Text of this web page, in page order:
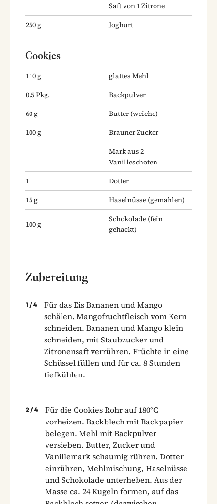
Saft von 1 Zitrone
250g Joghurt
Cookies
110g
glattes Mehl
0.5Pkg.
Backpulver
60g Butter (weiche)
100g
Brauner Zucker
Mark aus 2
Vanilleschoten
1
Dotter
15g Haselnüsse (gemahlen)
100g
Schokolade (fein
gehackt)
Zubereitung
1 /4
Für das Eis Bananen und Mango
schälen. Mangofruchtfleisch vom Kern
schneiden. Bananen und Mango klein
schneiden, mit Staubzucker und
Zitronensaft verrühren. Früchte in eine
Schüssel füllen und für ca. 8 Stunden
tiefkühlen.
2 /4
Für die Cookies Rohr auf 180°C
vorheizen. Backblech mit Backpapier
belegen. Mehl mit Backpulver
versieben. Butter, Zucker und
Vanillemark schaumig rühren. Dotter
einrühren, Mehlmischung, Haselnüsse
und Schokolade unterheben. Aus der
Masse ca. 24 Kugeln formen, auf das